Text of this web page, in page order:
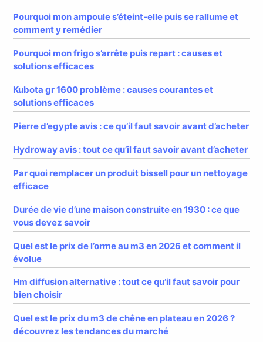
Pourquoi mon ampoule s’éteint-elle puis se rallume et
comment y remédier
Pourquoi mon frigo s’arrête puis repart : causes et
solutions efficaces
Kubota gr 1600 problème : causes courantes et
solutions efficaces
Pierre d’egypte avis : ce qu’il faut savoir avant d’acheter
Hydroway avis : tout ce qu’il faut savoir avant d’acheter
Par quoi remplacer un produit bissell pour un nettoyage
efficace
Durée de vie d’une maison construite en 1930 : ce que
vous devez savoir
Quel est le prix de l’orme au m3 en 2026 et comment il
évolue
Hm diffusion alternative : tout ce qu’il faut savoir pour
bien choisir
Quel est le prix du m3 de chêne en plateau en 2026 ?
découvrez les tendances du marché